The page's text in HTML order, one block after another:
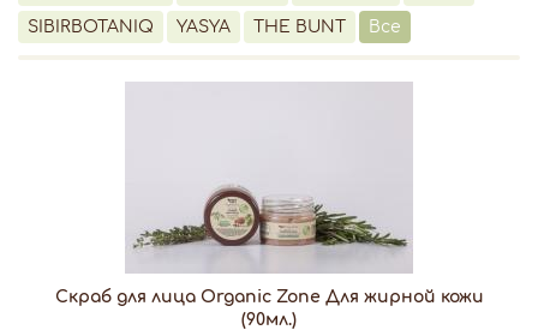
SIBIRBOTANIQ YASYA THE BUNT Все
Скраб для лица Organic Zone Для жирной кожи
(90мл.)